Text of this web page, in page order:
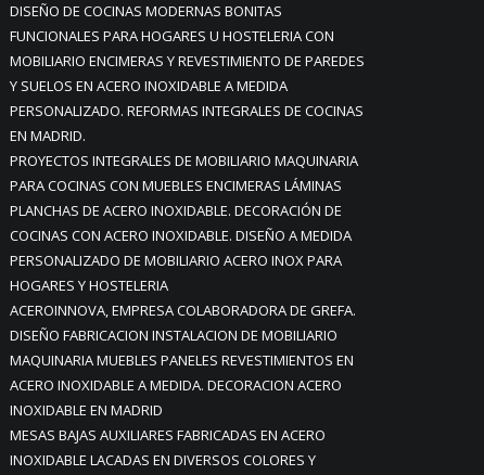
DISEÑO DE COCINAS MODERNAS BONITAS
FUNCIONALES PARA HOGARES U HOSTELERIA CON
MOBILIARIO ENCIMERAS Y REVESTIMIENTO DE PAREDES
Y SUELOS EN ACERO INOXIDABLE A MEDIDA
PERSONALIZADO. REFORMAS INTEGRALES DE COCINAS
EN MADRID.
PROYECTOS INTEGRALES DE MOBILIARIO MAQUINARIA
PARA COCINAS CON MUEBLES ENCIMERAS LÁMINAS
PLANCHAS DE ACERO INOXIDABLE. DECORACIÓN DE
COCINAS CON ACERO INOXIDABLE. DISEÑO A MEDIDA
PERSONALIZADO DE MOBILIARIO ACERO INOX PARA
HOGARES Y HOSTELERIA
ACEROINNOVA, EMPRESA COLABORADORA DE GREFA.
DISEÑO FABRICACION INSTALACION DE MOBILIARIO
MAQUINARIA MUEBLES PANELES REVESTIMIENTOS EN
ACERO INOXIDABLE A MEDIDA. DECORACION ACERO
INOXIDABLE EN MADRID
MESAS BAJAS AUXILIARES FABRICADAS EN ACERO
INOXIDABLE LACADAS EN DIVERSOS COLORES Y